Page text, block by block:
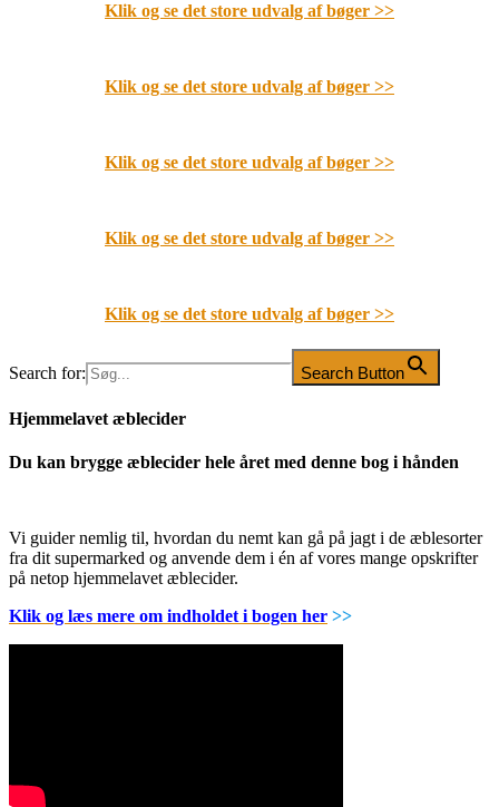
Klik og se det store udvalg af bøger >>
Klik og se det store udvalg af bøger >>
Klik og se det store udvalg af bøger >>
Klik og se det store udvalg af bøger >>
Klik og se det store udvalg af bøger >>
Search for: Search Button
Hjemmelavet æblecider
Du kan brygge æblecider hele året med denne bog i hånden
Vi guider nemlig til, hvordan du nemt kan gå på jagt i de æblesorter
fra dit supermarked og anvende dem i én af vores mange opskrifter
på netop hjemmelavet æblecider.
Klik og læs mere om indholdet i bogen her >>